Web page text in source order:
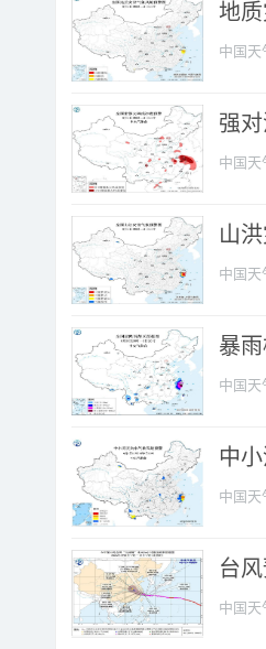
地
中国天
强
中国天
山
中国天
暴
中国天
中
中国天
台
中国天